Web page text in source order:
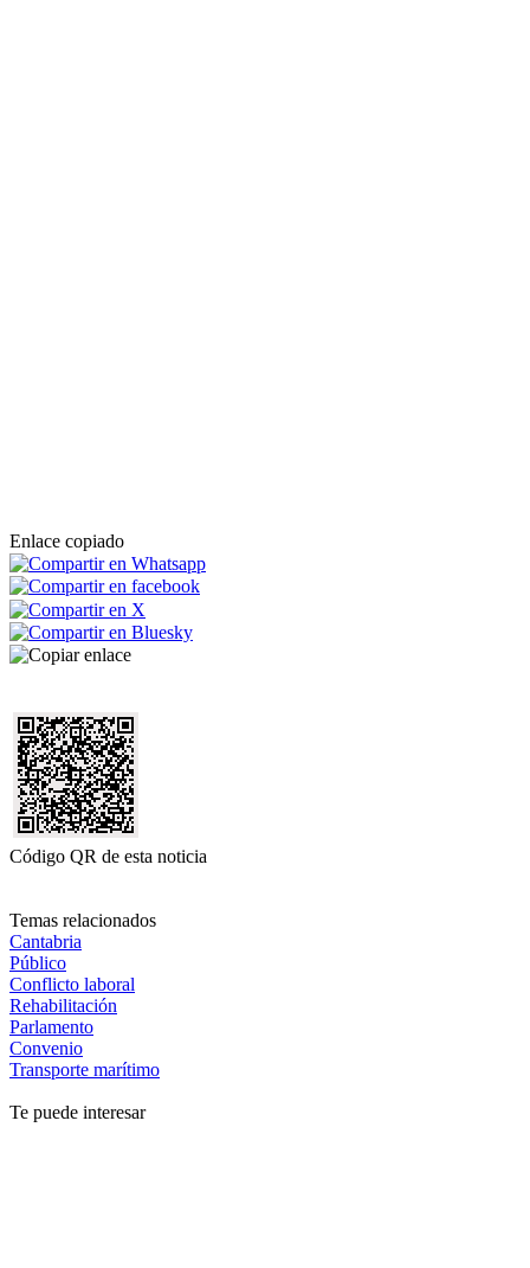
Enlace copiado
Código QR de esta noticia
Temas relacionados
Cantabria
Público
Conflicto laboral
Rehabilitación
Parlamento
Convenio
Transporte marítimo
Te puede interesar